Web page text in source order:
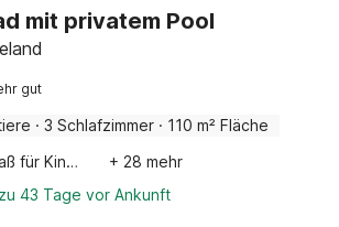
mit privatem Pool
gut
· 3 Schlafzimmer · 110 m² Fläche
Spaß für Kinder
+ 28 mehr
43 Tage vor Ankunft